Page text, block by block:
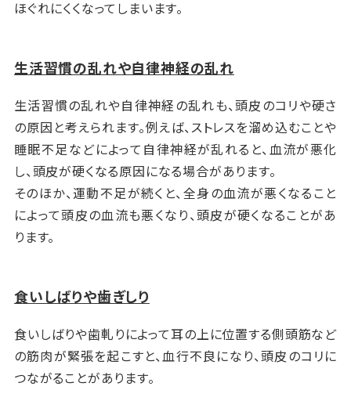
ほぐれにくくなってしまいます。
生活習慣の乱れや自律神経の乱れ
生活習慣の乱れや自律神経の乱れも、頭皮のコリや硬さ
の原因と考えられます。例えば、ストレスを溜め込むことや
睡眠不足などによって自律神経が乱れると、血流が悪化
し、頭皮が硬くなる原因になる場合があります。
そのほか、運動不足が続くと、全身の血流が悪くなること
によって頭皮の血流も悪くなり、頭皮が硬くなることがあ
ります。
食いしばりや歯ぎしり
食いしばりや歯軋りによって耳の上に位置する側頭筋など
の筋肉が緊張を起こすと、血行不良になり、頭皮のコリに
つながることがあります。